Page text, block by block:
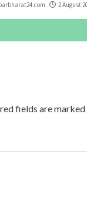
2 August
fields are marked